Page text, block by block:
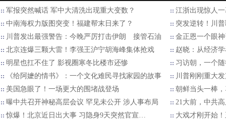
军报突然喊话 军中大清洗出现重大变数？
江浙出现惊人
中南海权力版图突变！福建帮末日来了？
突发逆转！川
川普发出最强警告：今晚严厉打击伊朗 接管石油
金正恩一个眼
北京连爆三颗大雷！李强王沪宁胡海峰集体抢戏
赵晓：从经济
明星也扛不住了 影视圈寒冬比楼市还惨
习访朝，一个
《给阿嬷的情书》：一个文化难民寻找家园的故事
川普刚刚重大
美国急眼了！一场更大的围堵战登场
朝鲜当头一棒
曝中共召开神秘高层会议 罕见未公开 涉人事布局
21大前，中共
惊爆！北京近日出大事 习隐身9天突然官宣…
大戏才刚开始